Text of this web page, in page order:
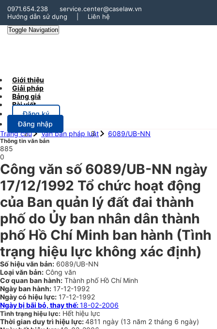
0971.654.238
service.center@caselaw.vn
Hướng dẫn sử dụng
Liên hệ
Toggle Navigation
Giới thiệu
Giải pháp
Bảng giá
Bài viết
Đăng ký
Đăng nhập
Trang chủ
Văn bản pháp luật 6089/UB-NN
Thông tin văn bản
885
0
Công văn số 6089/UB-NN ngày
17/12/1992 Tổ chức hoạt động
của Ban quản lý đất đai thành
phố do Ủy ban nhân dân thành
phố Hồ Chí Minh ban hành (Tình
trạng hiệu lực không xác định)
Số hiệu văn bản: 6089/UB-NN
Loại văn bản: Công văn
Cơ quan ban hành: Thành phố Hồ Chí Minh
Ngày ban hành: 17-12-1992
Ngày có hiệu lực: 17-12-1992
Ngày bị bãi bỏ, thay thế:18-02-2006
Tình trạng hiệu lực: Hết hiệu lực
Thời gian duy trì hiệu lực:4811 ngày (13 năm 2 tháng 6 ngày)